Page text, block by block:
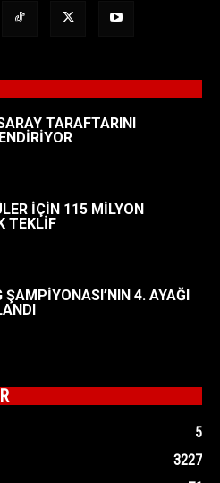
TARAFTARINI
İÇİN 115 MİLYON
TEKLİF
ŞAMPİYONASI’NIN 4. AYAĞI
5
3227